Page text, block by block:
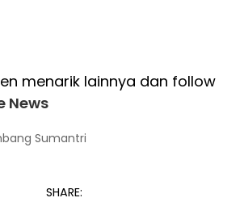
menarik lainnya dan follow
News
Sumantri
SHARE: